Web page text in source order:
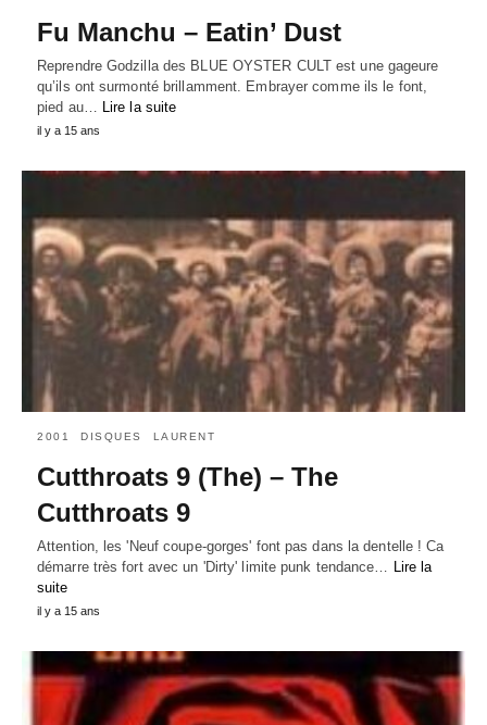
Fu Manchu – Eatin’ Dust
Reprendre Godzilla des BLUE OYSTER CULT est une gageure
qu’ils ont surmonté brillamment. Embrayer comme ils le font,
pied au… Lire la suite
il y a 15 ans
2001 DISQUES LAURENT
Cutthroats 9 (The) – The
Cutthroats 9
Attention, les 'Neuf coupe-gorges' font pas dans la dentelle ! Ca
démarre très fort avec un 'Dirty' limite punk tendance…
Lire la
suite
il y a 15 ans